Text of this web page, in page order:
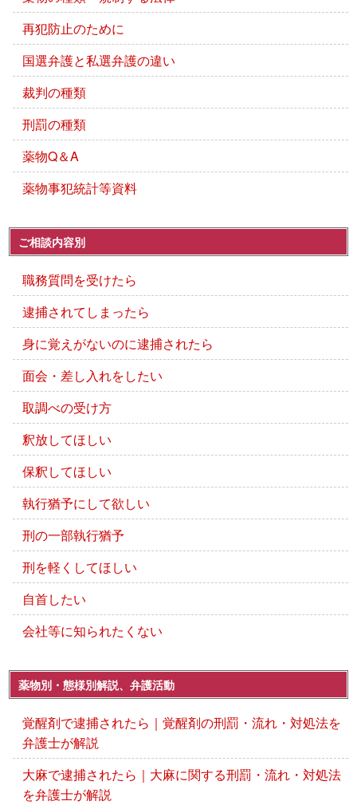
再犯防止のために
国選弁護と私選弁護の違い
裁判の種類
刑罰の種類
薬物Q＆A
薬物事犯統計等資料
ご相談内容別
職務質問を受けたら
逮捕されてしまったら
身に覚えがないのに逮捕されたら
面会・差し入れをしたい
取調べの受け方
釈放してほしい
保釈してほしい
執行猶予にして欲しい
刑の一部執行猶予
刑を軽くしてほしい
自首したい
会社等に知られたくない
薬物別・態様別解説、弁護活動
覚醒剤で逮捕されたら｜覚醒剤の刑罰・流れ・対処法を
弁護士が解説
大麻で逮捕されたら｜大麻に関する刑罰・流れ・対処法
を弁護士が解説